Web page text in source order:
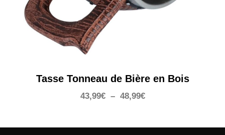
Tasse Tonneau de Bière en Bois
43,99€ – 48,99€Plage